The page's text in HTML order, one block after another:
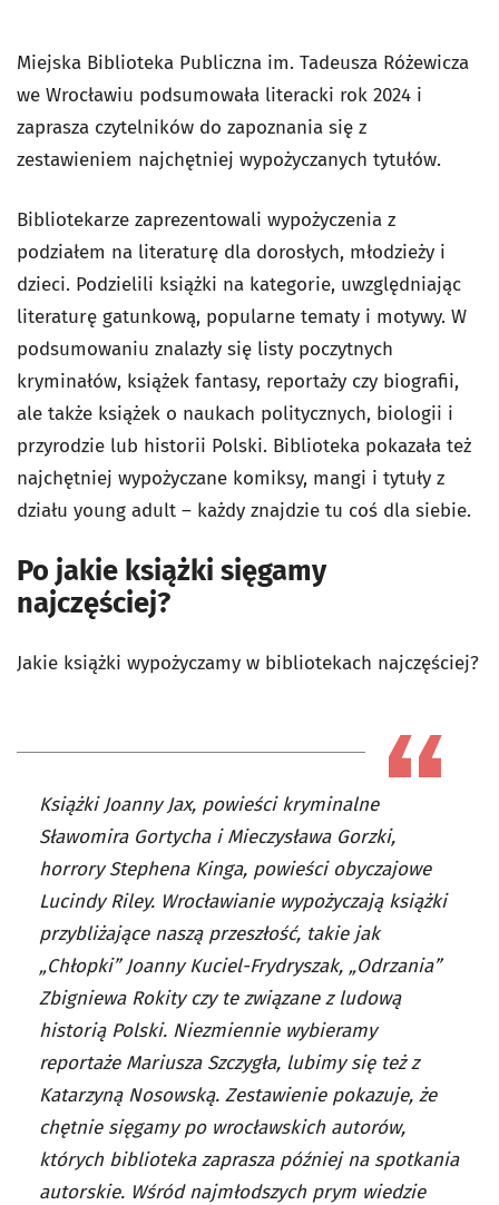
Miejska Biblioteka Publiczna im. Tadeusza Różewicza
we Wrocławiu podsumowała literacki rok 2024 i
zaprasza czytelników do zapoznania się z
zestawieniem najchętniej wypożyczanych tytułów.
Bibliotekarze zaprezentowali wypożyczenia z
podziałem na literaturę dla dorosłych, młodzieży i
dzieci. Podzielili książki na kategorie, uwzględniając
literaturę gatunkową, popularne tematy i motywy. W
podsumowaniu znalazły się listy poczytnych
kryminałów, książek fantasy, reportaży czy biografii,
ale także książek o naukach politycznych, biologii i
przyrodzie lub historii Polski. Biblioteka pokazała też
najchętniej wypożyczane komiksy, mangi i tytuły z
działu young adult – każdy znajdzie tu coś dla siebie.
Po jakie książki sięgamy
najczęściej?
Jakie książki wypożyczamy w bibliotekach najczęściej?
Książki Joanny Jax, powieści kryminalne
Sławomira Gortycha i Mieczysława Gorzki,
horrory Stephena Kinga, powieści obyczajowe
Lucindy Riley. Wrocławianie wypożyczają książki
przybliżające naszą przeszłość, takie jak
„Chłopki” Joanny Kuciel-Frydryszak, „Odrzania”
Zbigniewa Rokity czy te związane z ludową
historią Polski. Niezmiennie wybieramy
reportaże Mariusza Szczygła, lubimy się też z
Katarzyną Nosowską. Zestawienie pokazuje, że
chętnie sięgamy po wrocławskich autorów,
których biblioteka zaprasza później na spotkania
autorskie. Wśród najmłodszych prym wiedzie